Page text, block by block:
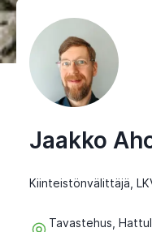
Jaakko
Kiinteistönvälittäjä,
Tavastehus,